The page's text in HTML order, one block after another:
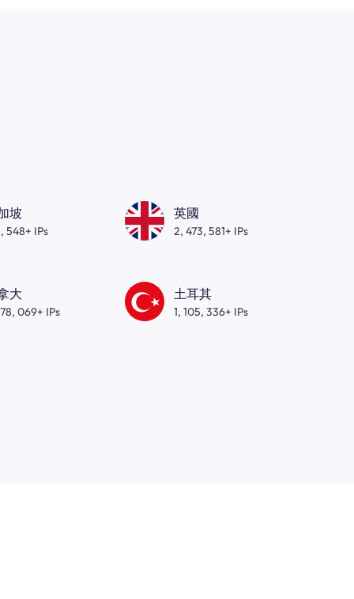
坡
548+ IPs
英國
2, 473, 581+ IPs
大
069+ IPs
土耳其
1, 105, 336+ IPs